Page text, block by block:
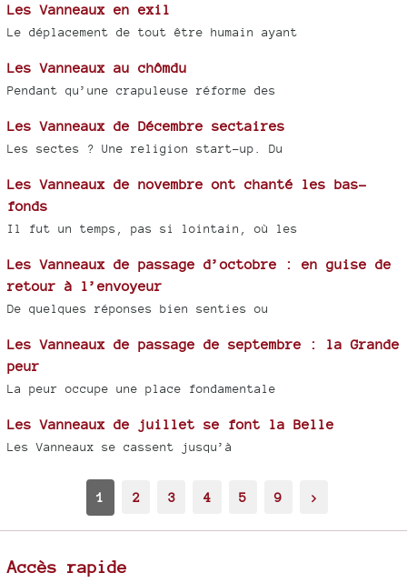
Les Vanneaux en exil
Le déplacement de tout être humain ayant
Les Vanneaux au chômdu
Pendant qu’une crapuleuse réforme des
Les Vanneaux de Décembre sectaires
Les sectes ? Une religion start-up. Du
Les Vanneaux de novembre ont chanté les bas-
fonds
Il fut un temps, pas si lointain, où les
Les Vanneaux de passage d’octobre : en guise de
retour à l’envoyeur
De quelques réponses bien senties ou
Les Vanneaux de passage de septembre : la Grande
peur
La peur occupe une place fondamentale
Les Vanneaux de juillet se font la Belle
Les Vanneaux se cassent jusqu’à
1 2 3 4 5 9 >
Accès rapide